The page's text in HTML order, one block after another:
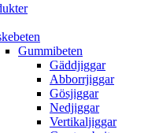
Gummibeten
Gäddjiggar
Abborrjiggar
Gösjiggar
Nedjiggar
Vertikaljiggar